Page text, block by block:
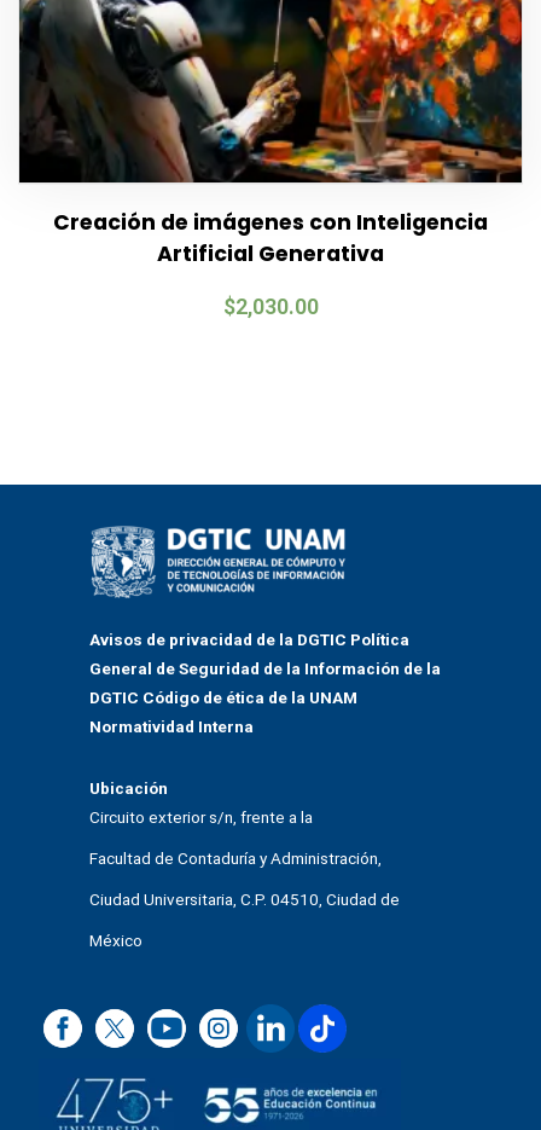
Creación de imágenes con Inteligencia
Artificial Generativa
$2,030.00
Avisos de privacidad de la DGTIC Política
General de Seguridad de la Información de la
DGTIC Código de ética de la UNAM
Normatividad Interna
Ubicación
Circuito exterior s/n, frente a la
Facultad de Contaduría y Administración,
Ciudad Universitaria, C.P. 04510, Ciudad de
México